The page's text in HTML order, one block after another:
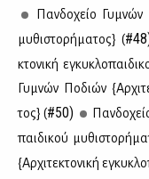
Παν­δο­χείο Γυ­μνών
μυ­θι­στο­ρή­μα­τος} (
κτο­νι­κή
Γυ­μνών Πο­διών
τος} (#50)
παι­δι­κού
{Αρ­χι­τε­κτο­νι­κή